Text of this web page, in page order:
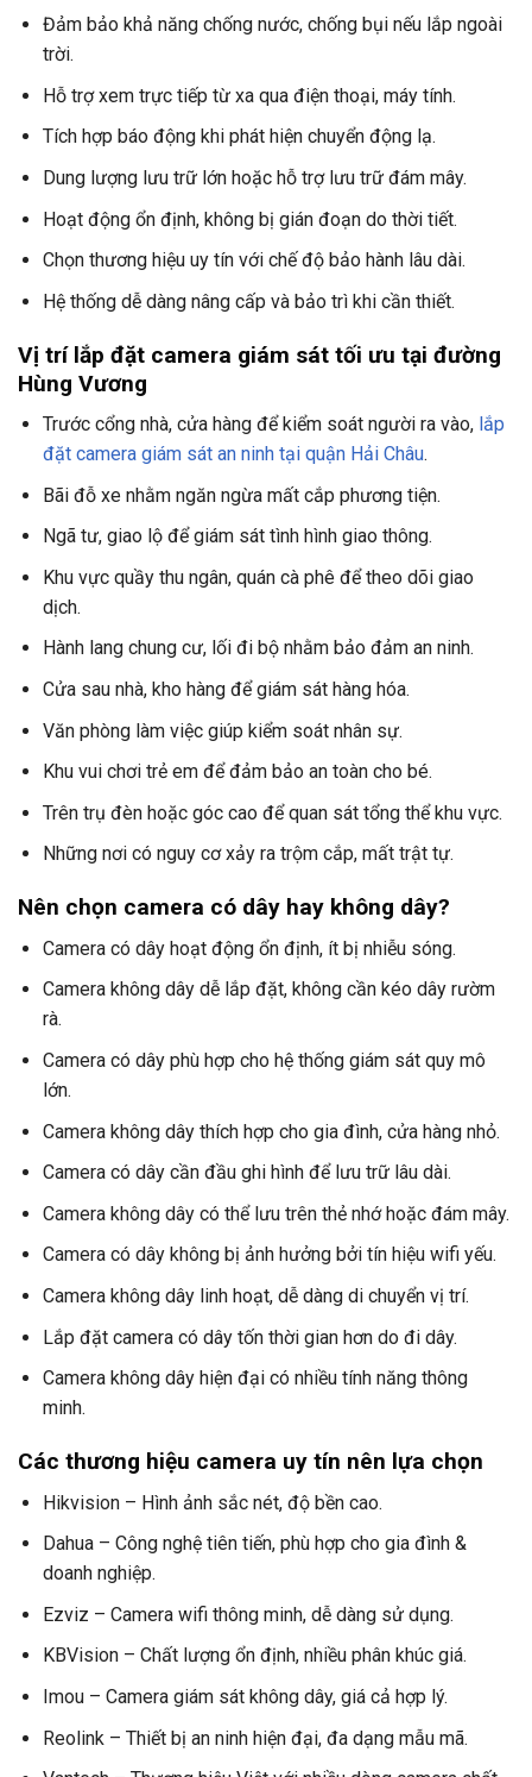
Đảm bảo khả năng chống nước, chống bụi nếu lắp ngoài
trời.
Hỗ trợ xem trực tiếp từ xa qua điện thoại, máy tính.
Tích hợp báo động khi phát hiện chuyển động lạ.
Dung lượng lưu trữ lớn hoặc hỗ trợ lưu trữ đám mây.
Hoạt động ổn định, không bị gián đoạn do thời tiết.
Chọn thương hiệu uy tín với chế độ bảo hành lâu dài.
Hệ thống dễ dàng nâng cấp và bảo trì khi cần thiết.
Vị trí lắp đặt camera giám sát tối ưu tại đường
Hùng Vương
Trước cổng nhà, cửa hàng để kiểm soát người ra vào, lắp
đặt camera giám sát an ninh tại quận Hải Châu.
Bãi đỗ xe nhằm ngăn ngừa mất cắp phương tiện.
Ngã tư, giao lộ để giám sát tình hình giao thông.
Khu vực quầy thu ngân, quán cà phê để theo dõi giao
dịch.
Hành lang chung cư, lối đi bộ nhằm bảo đảm an ninh.
Cửa sau nhà, kho hàng để giám sát hàng hóa.
Văn phòng làm việc giúp kiểm soát nhân sự.
Khu vui chơi trẻ em để đảm bảo an toàn cho bé.
Trên trụ đèn hoặc góc cao để quan sát tổng thể khu vực.
Những nơi có nguy cơ xảy ra trộm cắp, mất trật tự.
Nên chọn camera có dây hay không dây?
Camera có dây hoạt động ổn định, ít bị nhiễu sóng.
Camera không dây dễ lắp đặt, không cần kéo dây rườm
rà.
Camera có dây phù hợp cho hệ thống giám sát quy mô
lớn.
Camera không dây thích hợp cho gia đình, cửa hàng nhỏ.
Camera có dây cần đầu ghi hình để lưu trữ lâu dài.
Camera không dây có thể lưu trên thẻ nhớ hoặc đám mây.
Camera có dây không bị ảnh hưởng bởi tín hiệu wifi yếu.
Camera không dây linh hoạt, dễ dàng di chuyển vị trí.
Lắp đặt camera có dây tốn thời gian hơn do đi dây.
Camera không dây hiện đại có nhiều tính năng thông
minh.
Các thương hiệu camera uy tín nên lựa chọn
Hikvision – Hình ảnh sắc nét, độ bền cao.
Dahua – Công nghệ tiên tiến, phù hợp cho gia đình &
doanh nghiệp.
Ezviz – Camera wifi thông minh, dễ dàng sử dụng.
KBVision – Chất lượng ổn định, nhiều phân khúc giá.
Imou – Camera giám sát không dây, giá cả hợp lý.
Reolink – Thiết bị an ninh hiện đại, đa dạng mẫu mã.